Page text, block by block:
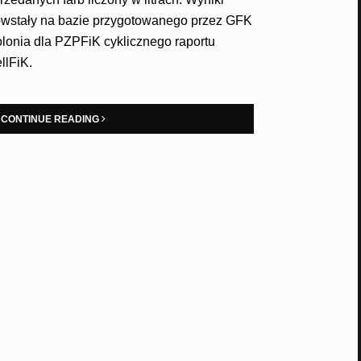
na bazie przygotowanego przez GFK
dla PZPFiK cyklicznego raportu
CONTINUE READING